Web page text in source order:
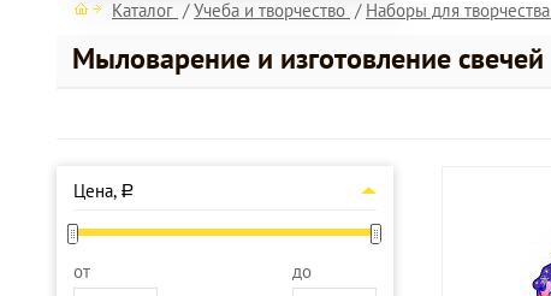
Каталог Учеба и творчество Наборы для творчества
Мыловарение и изготовление свечей
Цена, a
от до